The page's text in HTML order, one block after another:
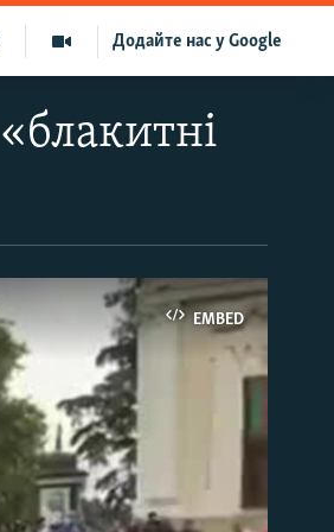
Додайте нас у Google
EMBED